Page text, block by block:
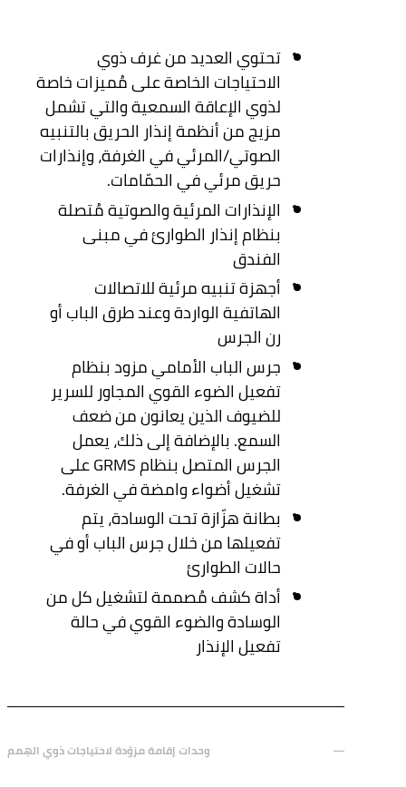
تحتوي العديد من غرف ذوي
الاحتياجات الخاصة على مُميزات خاصة
لذوي الإعاقة السمعية والتي تشمل
مزيج من أنظمة إنذار الحريق بالتنبيه
الصوتي/المرئي في الغرفة، وإنذارات
حريق مرئي في الحمّامات.
الإنذارات المرئية والصوتية مُتصلة
بنظام إنذار الطوارئ في مبنى
الفندق
أجهزة تنبيه مرئية للاتصالات
الهاتفية الواردة وعند طرق الباب أو
رن الجرس
جرس الباب الأمامي مزود بنظام
تفعيل الضوء القوي المجاور للسرير
للضيوف الذين يعانون من ضعف
السمع. بالإضافة إلى ذلك، يعمل
الجرس المتصل بنظام GRMS على
تشغيل أضواء وامضة في الغرفة.
بطانة هزّازة تحت الوسادة، يتم
تفعيلها من خلال جرس الباب أو في
حالات الطوارئ
أداة كشف مُصممة لتشغيل كل من
الوسادة والضوء القوي في حالة
تفعيل الإنذار
وحدات إقامة مزوّدة لاحتياجات ذوي الهِمم